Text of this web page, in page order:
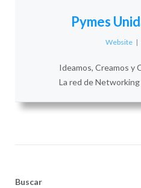
Pymes
Website |
Ideamos, Creamos y
La red de
Buscar